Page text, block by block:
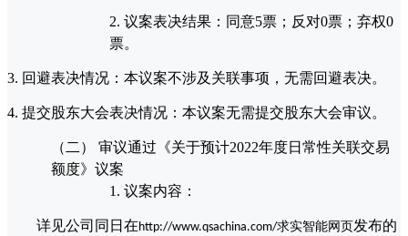
2. 议案表决结果：同意5票；反对0票；弃权0
票。
3. 回避表决情况：本议案不涉及关联事项，无需回避表决。
4. 提交股东大会表决情况：本议案无需提交股东大会审议。
（二） 审议通过《关于预计2022年度日常性关联交易
额度》议案
1. 议案内容：
详见公司同日在http://www.qsachina.com/求实智能网页发布的